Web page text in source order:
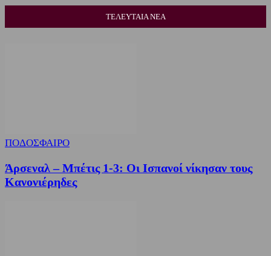
ΤΕΛΕΥΤΑΙΑ ΝΕΑ
ΠΟΔΟΣΦΑΙΡΟ
Άρσεναλ – Μπέτις 1-3: Οι Ισπανοί νίκησαν τους
Κανονιέρηδες